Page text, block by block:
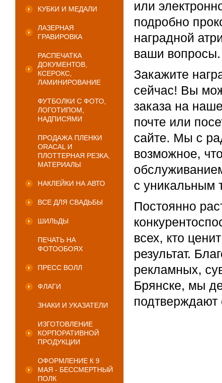
КУБКИ И МЕДАЛИ
ЛАЗЕРНАЯ
ГРАВИРОВКА
РАСПЕЧАТКА
ДОКУМЕНТОВ,
КСЕРОКС,
ЛАМИНИРОВАНИЕ
ФУТБОЛКИ С ФОТО,
ЛОГОТИПОМ,
НАДПИСЯМИ
ПРОДАЖА ПЛЕНКИ
ORACAL И
ПЛОТТЕРНАЯ РЕЗКА,
МАТЕРИАЛЫ
НАКЛЕЙКИ НА АВТО
ВСЕ ДЛЯ СВАДЬБЫ
ШИЛЬДЫ
ПЕЧАТЬ НА
ФОТООБОЯХ
ПРЕСС ВОЛЛ
ФЛАГИ
ЗНАКИ И УКАЗАТЕЛИ
ИЗГОТОВЛЕНИЕ
КОРПОРАТИВНОЙ
ПРОДУКЦИИ
ОФОРМЛЕНИЕ К 9
МАЯ - БЕССМЕРТНЫЙ
ПОЛК
или
подробно
наградной
ваши вопросы.
Закажите
сейчас! Вы
заказа на
почте или
сайте. Мы с
возможное,
с уникальным
Постоянно
всех, кто
результат.
рекламных,
Брянске, мы
подтверждают